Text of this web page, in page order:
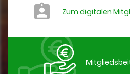
Zum digitalen